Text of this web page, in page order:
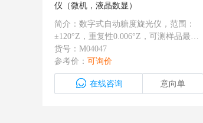
仪（微机，液晶数显）
简介：数字式自动糖度旋光仪，范围：
±120°Z，重复性0.006°Z，可测样品最低
透过率：1％；最小读数单位：0.01°Z，
有RS232接口，保存三次复测数据并计算
平均值
货号：M04047
参考价： 可询价
在线咨询 意向单